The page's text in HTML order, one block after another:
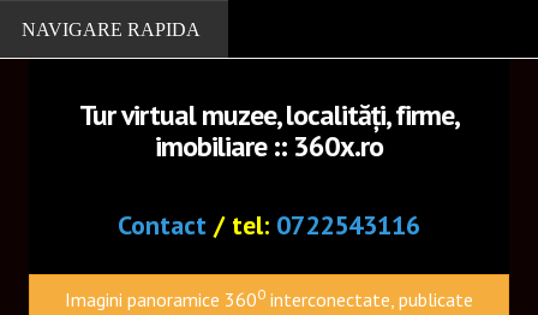
Cazare, restaurante
Tur virtual muzee, localități, firme,
imobiliare :: 360x.ro
Contact / tel: 0722543116
Imagini panoramice 3600 interconectate, publicate